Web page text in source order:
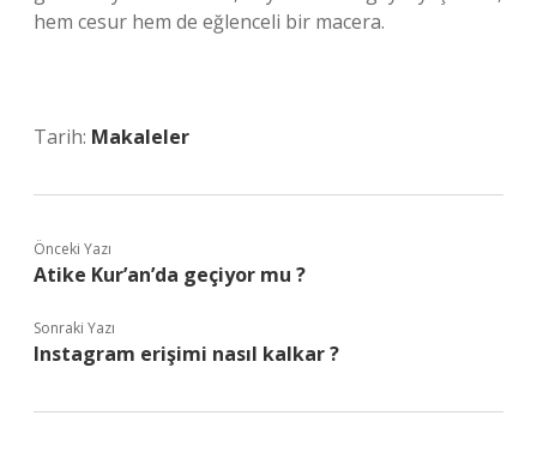
hem cesur hem de eğlenceli bir macera.
Tarih: Makaleler
Önceki Yazı
Atike Kur’an’da geçiyor mu ?
Sonraki Yazı
Instagram erişimi nasıl kalkar ?